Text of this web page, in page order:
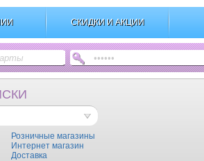
СКИДКИ И АКЦИИ
Розничные магазины
Интернет магазин
Доставка